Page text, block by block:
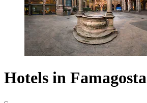
Hotels in Famagosta